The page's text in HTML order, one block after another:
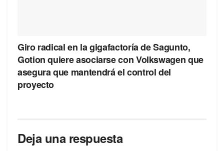
Giro radical en la gigafactoría de Sagunto,
Gotion quiere asociarse con Volkswagen que
asegura que mantendrá el control del
proyecto
Deja una respuesta